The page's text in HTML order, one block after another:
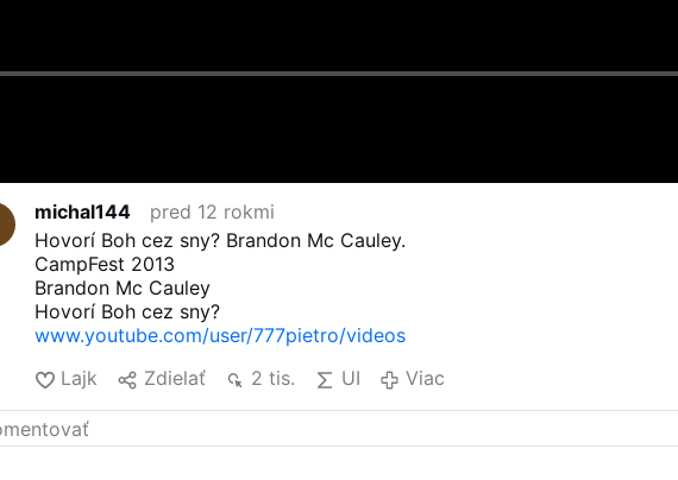
michal144
pred 12 rokmi
Hovorí Boh cez sny? Brandon Mc Cauley.
CampFest 2013
Brandon Mc Cauley
Hovorí Boh cez sny?
www.youtube.com/user/777pietro/videos
Lajk
Zdielať 2 tis. UI Viac